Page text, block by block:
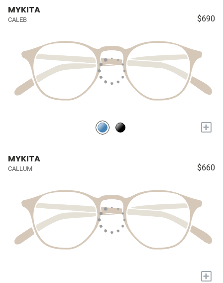
MYKITA
CALEB $690
+
MYKITA
CALLUM $660
+